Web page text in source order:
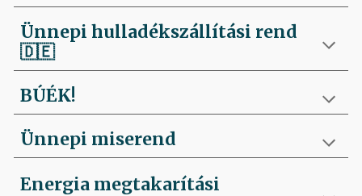
Ünnepi hulladékszállítási rend
🇩🇪
BÚÉK!
Ünnepi miserend
Energia megtakarítási